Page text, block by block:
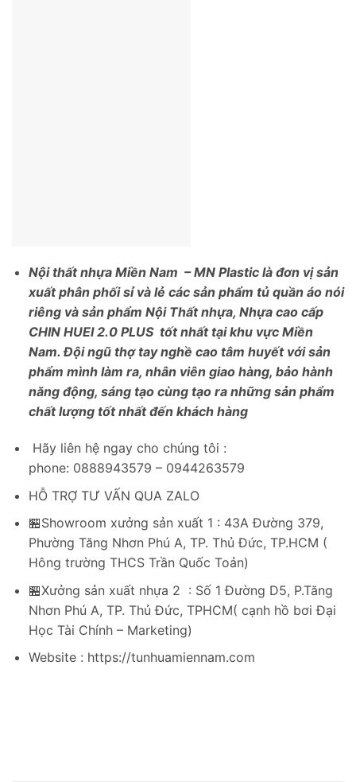
Nội thất nhựa Miền Nam – MN Plastic là đơn vị sản
xuất phân phối sỉ và lẻ các sản phẩm tủ quần áo nói
riêng và sản phẩm Nội Thất nhựa, Nhựa cao cấp
CHIN HUEI 2.0 PLUS tốt nhất tại khu vực Miền
Nam. Đội ngũ thợ tay nghề cao tâm huyết với sản
phẩm mình làm ra, nhân viên giao hàng, bảo hành
năng động, sáng tạo cùng tạo ra những sản phẩm
chất lượng tốt nhất đến khách hàng
Hãy liên hệ ngay cho chúng tôi :
phone: 0888943579 – 0944263579
HỖ TRỢ TƯ VẤN QUA ZALO
🏪Showroom xưởng sản xuất 1 : 43A Đường 379,
Phường Tăng Nhơn Phú A, TP. Thủ Đức, TP.HCM (
Hông trường THCS Trần Quốc Toản)
🏪Xưởng sản xuất nhựa 2 : Số 1 Đường D5, P.Tăng
Nhơn Phú A, TP. Thủ Đức, TPHCM( cạnh hồ bơi Đại
Học Tài Chính – Marketing)
Website : https://tunhuamiennam.com